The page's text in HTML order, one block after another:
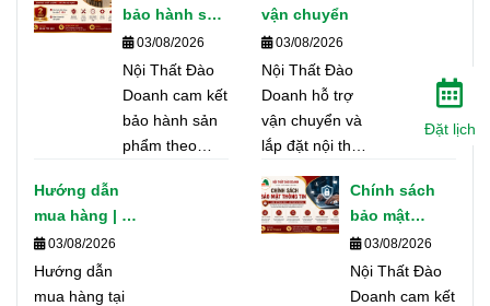
bảo hành sản
phẩm
03/08/2026
Nội Thất Đào
Doanh cam kết
bảo hành sản
phẩm theo
lượng, hỗ trợ
nhằm đảm bảo
vận chuyển
03/08/2026
Nội Thất Đào
Doanh hỗ trợ
vận chuyển và
lắp đặt nội thất,
TP. Hồ Chí Minh
và các tỉnh
thành. Cam kết
giao hàng đúng
tiến độ, an toàn
Hướng dẫn
mua hàng | Nội
Thất Đào
Doanh
03/08/2026
Hướng dẫn
mua hàng tại
Chính sách
bảo mật
thông tin |
Nội Thất Đào
Doanh
03/08/2026
Nội Thất Đào
Doanh cam kết
Đặt lịch